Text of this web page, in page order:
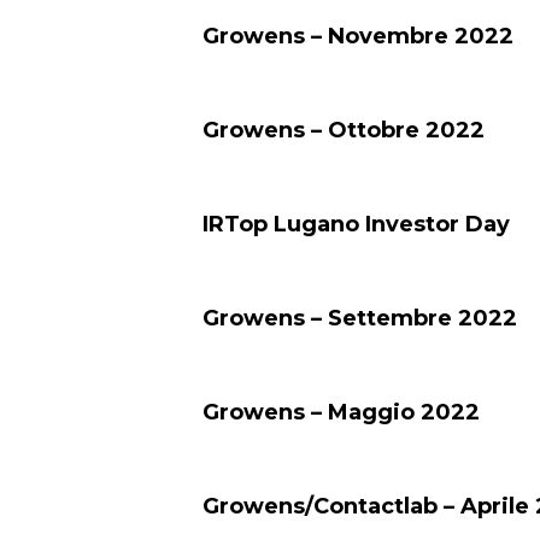
Growens – Novembre 2022
Growens – Ottobre 2022
IRTop Lugano Investor Day
Growens – Settembre 2022
Growens – Maggio 2022
Growens/Contactlab – Aprile